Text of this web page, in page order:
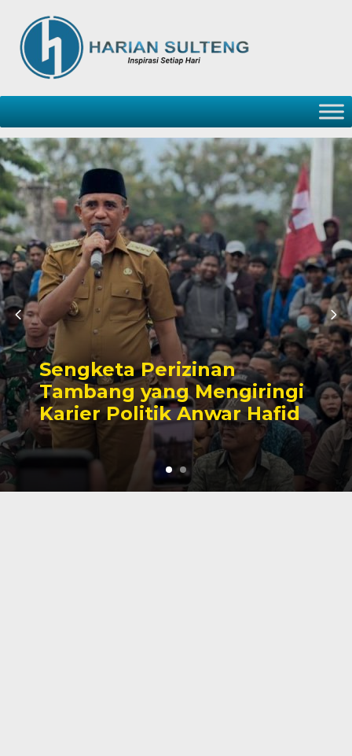
Sengketa Perizinan
Tambang yang Mengiringi
Karier Politik Anwar Hafid